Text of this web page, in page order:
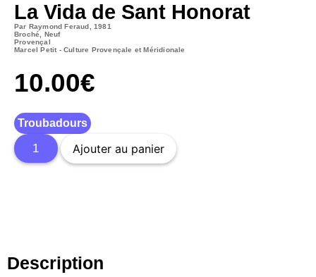
La Vida de Sant Honorat
Par Raymond Feraud, 1981
Broché, Neuf
Provençal
Marcel Petit - Culture Provençale et Méridionale
10.00€
Troubadours
Ajouter au panier
Description